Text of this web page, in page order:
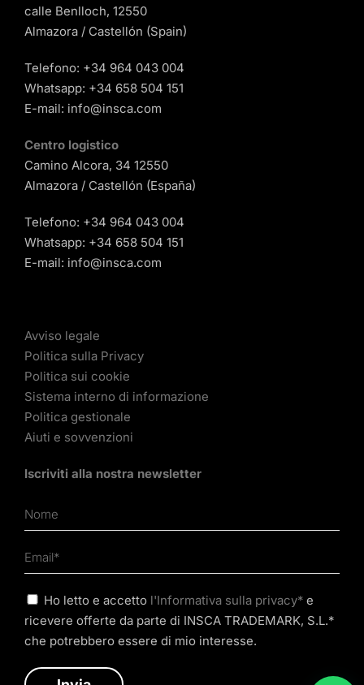
calle Benlloch, 12550
Almazora / Castellón (Spain)
Telefono: +34 964 043 004
Whatsapp: +34 658 504 151
E-mail: info@insca.com
Centro logistico
Camino Alcora, 34 12550
Almazora / Castellón (España)
Telefono: +34 964 043 004
Whatsapp: +34 658 504 151
E-mail: info@insca.com
Avviso legale
Politica sulla Privacy
Politica sui cookie
Sistema interno di informazione
Politica gestionale
Aiuti e sovvenzioni
Iscriviti alla nostra newsletter
Ho letto e accetto l'Informativa sulla privacy* e
ricevere offerte da parte di INSCA TRADEMARK, S.L.*
che potrebbero essere di mio interesse.